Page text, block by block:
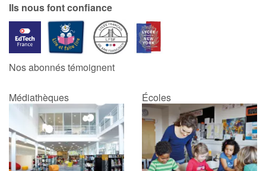
Ils nous font confiance
Nos abonnés témoignent
Médiathèques Écoles